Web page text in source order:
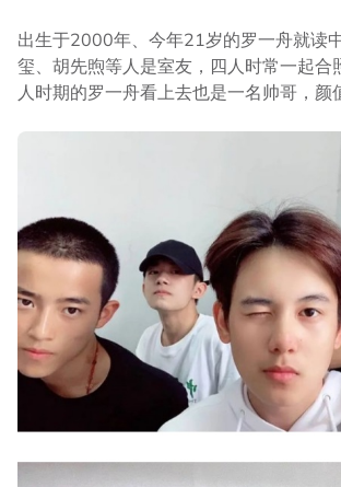
出生于2000年、今年21岁的罗一舟就读
玺、胡先煦等人是室友，四人时常一起合
人时期的罗一舟看上去也是一名帅哥，颜